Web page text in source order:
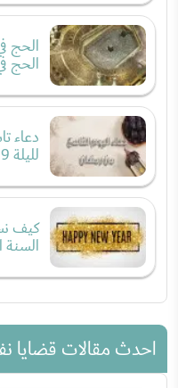
الحج
الحج
دعاء
لليلة 9 رمضان
كيف
السنة
احدث مقالات قضايا